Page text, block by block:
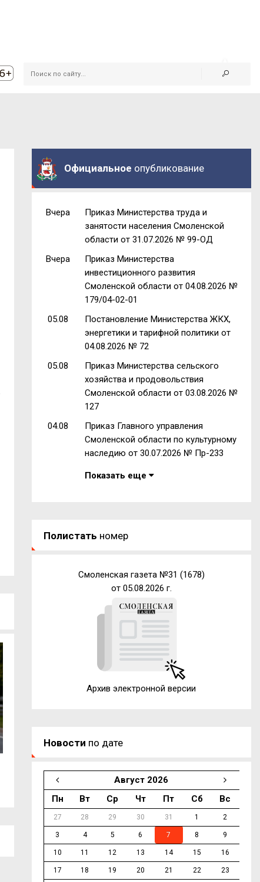
Официальное опубликование
Вчера
Приказ Министерства труда и
занятости населения Смоленской
области от 31.07.2026 № 99-ОД
Вчера
Приказ Министерства
инвестиционного развития
Смоленской области от 04.08.2026 №
179/04-02-01
05.08
Постановление Министерства ЖКХ,
энергетики и тарифной политики от
04.08.2026 № 72
05.08
Приказ Министерства сельского
хозяйства и продовольствия
Смоленской области от 03.08.2026 №
127
04.08
Приказ Главного управления
Смоленской области по культурному
наследию от 30.07.2026 № Пр-233
Показать еще
Полистать номер
Смоленская газета №31 (1678)
от 05.08.2026 г.
Архив электронной версии
Новости по дате
Август 2026
Пн
Вт Ср Чт Пт Сб Вс
27 28 29 30 31 1 2
3 4 5 6 7 8 9
10 11 12 13 14 15 16
17 18 19 20 21 22 23